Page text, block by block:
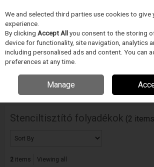
Skip to content
Menu
Home TISZTÍTÁS
ITW Techspray /Chemtronics/
Stenciltisztító folyadékok (2
2items Viewing all
We and selected third parties use cookies to give
experience.
By clicking Accept Allyou consent to the storing
device for functionality, site navigation, analytics
including personalised ads and content. You can
preferences at any time.
Manage